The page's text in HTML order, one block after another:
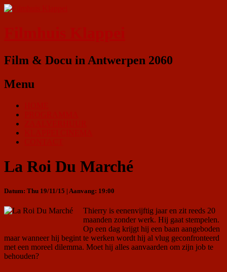
Film & Docu in Antwerpen 2060
Menu
La Roi Du Marché
Datum: Thu 19/11/15 | Aanvang: 19:00
Thierry is eenenvijftig jaar en zit reeds 20
maanden zonder werk. Hij gaat stempelen.
Op een dag krijgt hij een baan aangeboden
maar wanneer hij begint te werken wordt hij al vlug geconfronteerd
met een moreel dilemma. Moet hij alles aanvaarden om zijn job te
behouden?